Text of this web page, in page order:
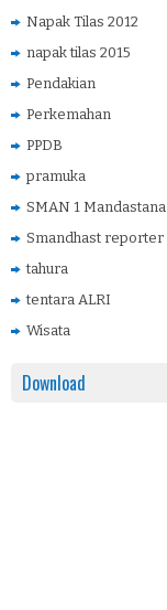
Napak Tilas 2012
napak tilas 2015
Pendakian
Perkemahan
PPDB
pramuka
SMAN 1 Mandastana
Smandhast reporter
tahura
tentara ALRI
Wisata
Download